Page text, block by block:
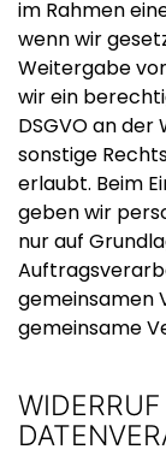
im Rahmen
wenn wir
Weitergabe
wir ein
DSGVO an
sonstige
erlaubt. Beim
geben wir
nur auf
gemeinsamen
gemeinsame